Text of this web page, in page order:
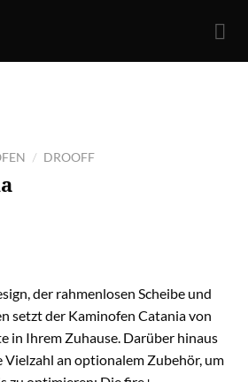
/ DROOFF
der rahmenlosen Scheibe und
setzt der Kaminofen Catania von
in Ihrem Zuhause. Darüber hinaus
Vielzahl an optionalem Zubehör, um